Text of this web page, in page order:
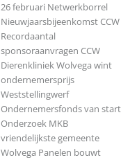
26 februari Netwerkborrel
Nieuwjaarsbijeenkomst CCW
Recordaantal
sponsoraanvragen CCW
Dierenkliniek Wolvega wint
ondernemersprijs
Weststellingwerf
Ondernemersfonds van start
Onderzoek MKB
vriendelijkste gemeente
Wolvega Panelen bouwt